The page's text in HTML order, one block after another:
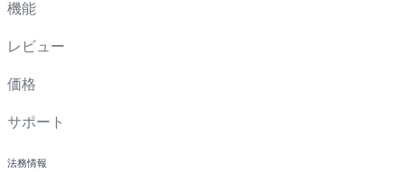
機能
レビュー
価格
サポート
法務情報